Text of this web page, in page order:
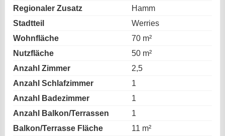
Regionaler Zusatz
Hamm
Stadtteil
Werries
Wohnfläche
70 m²
Nutzfläche
50 m²
Anzahl Zimmer
2,5
Anzahl Schlafzimmer
1
Anzahl Badezimmer
1
Anzahl Balkon/Terrassen
1
Balkon/Terrasse Fläche
11 m²